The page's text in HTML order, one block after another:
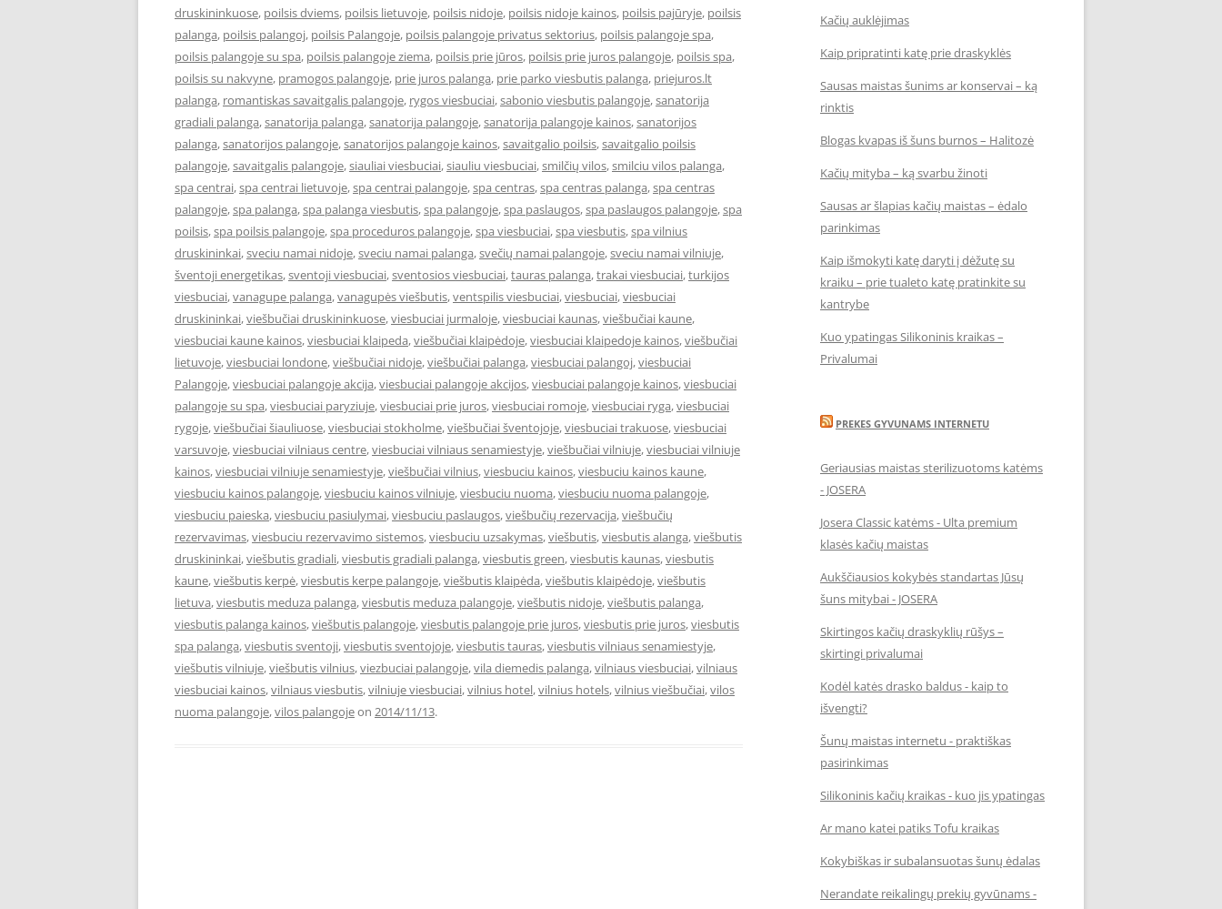
druskininkuose, poilsis dviems, poilsis lietuvoje, poilsis nidoje, poilsis nidoje kainos, poilsis pajūryje, poilsis
palanga, poilsis palangoj, poilsis Palangoje, poilsis palangoje privatus sektorius, poilsis palangoje spa,
poilsis palangoje su spa, poilsis palangoje ziema, poilsis prie jūros, poilsis prie juros palangoje, poilsis spa,
poilsis su nakvyne, pramogos palangoje, prie juros palanga, prie parko viesbutis palanga, priejuros.lt
palanga, romantiskas savaitgalis palangoje, rygos viesbuciai,sabonio viesbutis palangoje,sanatorija
gradiali palanga,sanatorija palanga,sanatorija palangoje,sanatorija palangoje kainos,sanatorijos
palanga,sanatorijos palangoje,sanatorijos palangoje kainos,savaitgalio poilsis,savaitgalio poilsis
palangoje,savaitgalis palangoje,siauliai viesbuciai,siauliu viesbuciai,smilčių vilos,smilciu vilos palanga,
spa centrai,spa centrai lietuvoje,spa centrai palangoje,spa centras,spa centras palanga,spa centras
palangoje,spa palanga,spa palanga viesbutis,spa palangoje,spa paslaugos,spa paslaugos palangoje,spa
poilsis,spa poilsis palangoje,spa proceduros palangoje,spa viesbuciai,spa viesbutis,spa vilnius
druskininkai,sveciu namai nidoje,sveciu namai palanga,svečių namai palangoje,sveciu namai vilniuje,
šventoji energetikas,sventoji viesbuciai,sventosios viesbuciai,tauras palanga,trakai viesbuciai,turkijos
viesbuciai,vanagupe palanga,vanagupės viešbutis,ventspilis viesbuciai,viesbuciai,viesbuciai
druskininkai,viešbučiai druskininkuose,viesbuciai jurmaloje,viesbuciai kaunas,viešbučiai kaune,
viesbuciai kaune kainos,viesbuciai klaipeda,viešbučiai klaipėdoje,viesbuciai klaipedoje kainos,viešbučiai
lietuvoje,viesbuciai londone,viešbučiai nidoje,viešbučiai palanga,viesbuciai palangoj,viesbuciai
Palangoje,viesbuciai palangoje akcija,viesbuciai palangoje akcijos,viesbuciai palangoje kainos,viesbuciai
palangoje su spa,viesbuciai paryziuje,viesbuciai prie juros,viesbuciai romoje,viesbuciai ryga,viesbuciai
rygoje,viešbučiai šiauliuose,viesbuciai stokholme,viešbučiai šventojoje,viesbuciai trakuose,viesbuciai
varsuvoje,viesbuciai vilniaus centre,viesbuciai vilniaus senamiestyje,viešbučiai vilniuje,viesbuciai vilniuje
kainos,viesbuciai vilniuje senamiestyje,viešbučiai vilnius,viesbuciu kainos,viesbuciu kainos kaune,
viesbuciu kainos palangoje,viesbuciu kainos vilniuje,viesbuciu nuoma,viesbuciu nuoma palangoje,
viesbuciu paieska,viesbuciu pasiulymai,viesbuciu paslaugos,viešbučių rezervacija,viešbučių
rezervavimas,viesbuciu rezervavimo sistemos,viesbuciu uzsakymas,viešbutis,viesbutis alanga,viešbutis
druskininkai,viešbutis gradiali,viesbutis gradiali palanga,viesbutis green,viesbutis kaunas,viesbutis
kaune,viešbutis kerpė,viesbutis kerpe palangoje,viešbutis klaipėda,viešbutis klaipėdoje,viešbutis
lietuva,viesbutis meduza palanga,viesbutis meduza palangoje,viešbutis nidoje,viešbutis palanga,
viesbutis palanga kainos,viešbutis palangoje,viesbutis palangoje prie juros,viesbutis prie juros,viesbutis
spa palanga,viesbutis sventoji,viesbutis sventojoje,viesbutis tauras,viesbutis vilniaus senamiestyje,
viešbutis vilniuje,viešbutis vilnius,viezbuciai palangoje,vila diemedis palanga,vilniaus viesbuciai,vilniaus
viesbuciai kainos,vilniaus viesbutis,vilniuje viesbuciai,vilnius hotel,vilnius hotels,vilnius viešbučiai,vilos
nuoma palangoje,vilos palangojeon 2014/11/13.
Kačių auklėjimas
Kaip pripratinti katę prie draskyklės
Sausas maistas šunims ar konservai – ką
rinktis
Blogas kvapas iš šuns burnos – Halitozė
Kačių mityba – ką svarbu žinoti
Sausas ar šlapias kačių maistas – ėdalo
parinkimas
Kaip išmokyti katę daryti į dėžutę su
kraiku – prie tualeto katę pratinkite su
kantrybe
Kuo ypatingas Silikoninis kraikas –
Privalumai
PREKES GYVUNAMS INTERNETU
Geriausias maistas sterilizuotoms katėms
- JOSERA
Josera Classic katėms - Ulta premium
klasės kačių maistas
Aukščiausios kokybės standartas Jūsų
šuns mitybai - JOSERA
Skirtingos kačių draskyklių rūšys –
skirtingi privalumai
Kodėl katės drasko baldus - kaip to
išvengti?
Šunų maistas internetu - praktiškas
pasirinkimas
Silikoninis kačių kraikas - kuo jis ypatingas
Ar mano katei patiks Tofu kraikas
Kokybiškas ir subalansuotas šunų ėdalas
Nerandate reikalingų prekių gyvūnams -